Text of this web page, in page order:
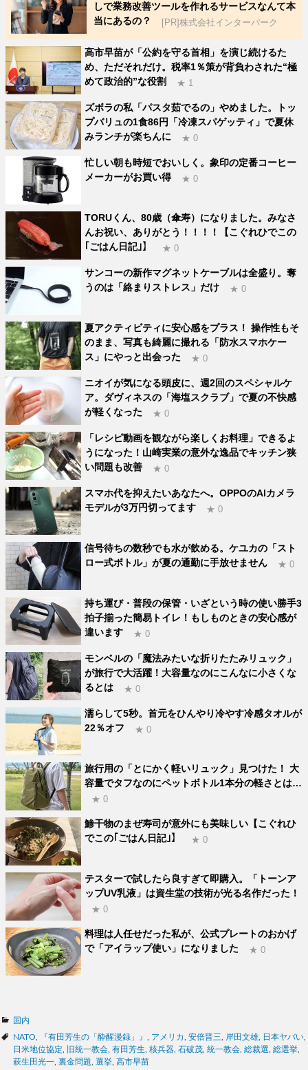
しで業務改善ツールを作れるサービスなんて本
当にあるの？
[PR]株式会社インターパーク
高市早苗が「公約を守る首相」を演じ続けるた
め、ただそれだけ。税率1％策が背負わされた“極
めて政治的”な役割
★ 1
ズボラの私「パスタ茹でるの」やめました。トッ
プバリュの1食86円「冷凍スパゲッティ」で夏休
みランチが楽ちんに
★ 0
忙しい朝も時短でおいしく。象印の定番コーヒー
メーカーがお買い得
★ 0
TORUくん、80歳（傘寿）になりました。みなさ
んお祝い、ありがとう！！！！【こぐれひでこの
｢ごはん日記｣】
★ 0
サンコーの新作マグネットケーブルは全盛り。奪
うのは「絡まりストレス」だけ
★ 0
夏アクティビティに安心感をプラス！ 操作性もそ
のまま、写真も綺麗に撮れる「防水スマホケー
ス」にやっと出会った
★ 0
ニオイが気になる頭皮に、週2回のスペシャルケ
ア。ダヴィネスの「海塩スクラブ」で夏の不快感
が軽くなった
★ 0
「レシピ動画を観ながら楽しくお料理」できるよ
うになった！山崎実業の意外な逸品でキッチン狭
い問題も改善
★ 0
スマホ代を抑えたいあなたへ。OPPOのAIカメラ
モデルが3万円切ってます
★ 0
信号待ちの数秒でも水が飲める。ケユカの「スト
ロー式ボトル」が夏の通勤に手放せません
★ 0
持ち運び・普段の保管・いざという時の使い勝手3
拍子揃った簡易トイレ！もしものときの安心感が
違います
★ 0
モンベルの「魔法みたいな折りたたみリュック」
が旅行で大活躍！大容量なのにこんなに小さくな
るとは
★ 0
濡らして5秒。首元をひんやり冷やす冷感タオルが
22％オフ
★ 0
旅行用の「とにかく軽いリュック」見つけた！ 大
容量でタフなのにペットボトル1本分の軽さとは…
★ 0
鯵干物のまぜ寿司が意外にも美味しい【こぐれひ
でこの｢ごはん日記｣】
★ 0
テスターで試したら良すぎて即購入。「トーンア
ップUV乳液」は資生堂の技術が光る名作だった！
★ 0
料理は人任せだった私が、公式プレートのおかげ
で「アイラップ使い」になりました
★ 0
カ
テ
ゴ
リ
国内
タ
グ
NATO 『有田芳生の「酔醒漫録」』 アメリカ 安倍晋三 岸田文雄 日本ヤバい
日米地位協定
旧統一教会 有田芳生 核兵器 石破茂 統一教会 総裁選 総選挙
萩生田光一 裏金問題 選挙 高市早苗